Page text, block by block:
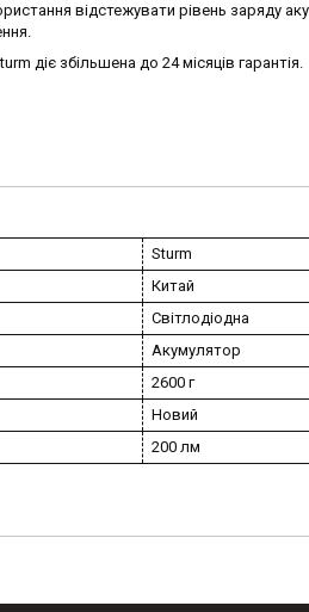
відстежувати рівень заряду
діє збільшена до 24 місяців гарантія.
Sturm
Китай
Світлодіодна
Акумулятор
2600 г
Новий
200 лм